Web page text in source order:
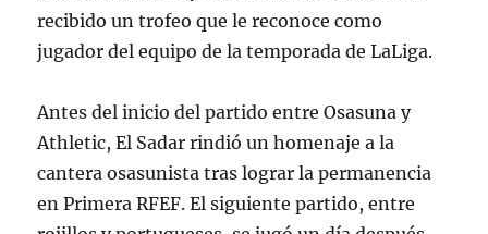
recibido un trofeo que le reconoce como
jugador del equipo de la temporada de LaLiga.
Antes del inicio del partido entre Osasuna y
Athletic, El Sadar rindió un homenaje a la
cantera osasunista tras lograr la permanencia
en Primera RFEF. El siguiente partido, entre